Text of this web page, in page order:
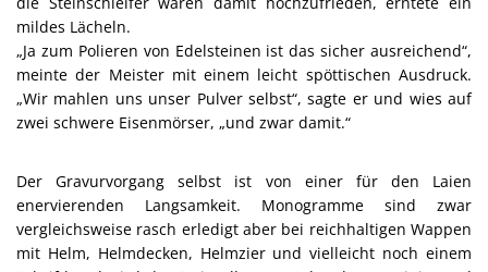
mildes Lächeln.
„Ja zum Polieren von Edelsteinen ist das sicher ausreichend“,
meinte der Meister mit einem leicht spöttischen Ausdruck.
„Wir mahlen uns unser Pulver selbst“, sagte er und wies auf
zwei schwere Eisenmörser, „und zwar damit.“
Der Gravurvorgang selbst ist von einer für den Laien
enervierenden Langsamkeit. Monogramme sind zwar
vergleichsweise rasch erledigt aber bei reichhaltigen Wappen
mit Helm, Helmdecken, Helmzier und vielleicht noch einem